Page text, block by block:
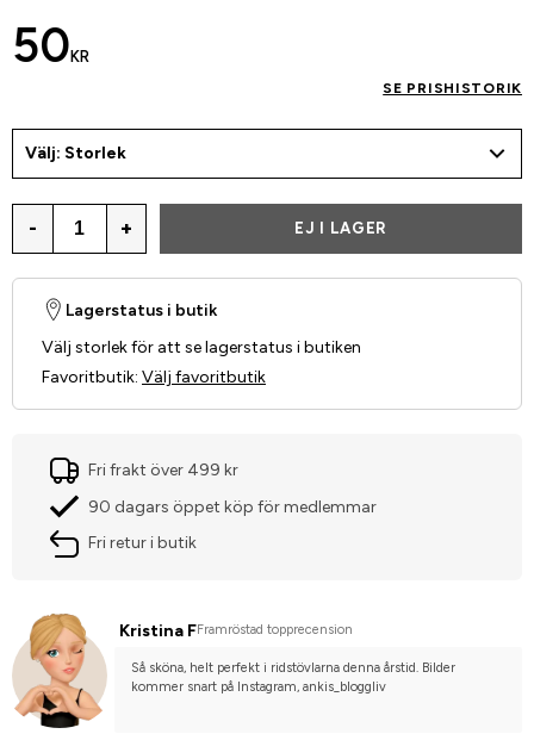
50 KR
SE PRISHISTORIK
Välj: Storlek
- + EJ I LAGER
Lagerstatus i butik
Välj storlek för att se lagerstatus i butiken
Favoritbutik: Välj favoritbutik
Fri frakt över 499 kr
90 dagars öppet köp för medlemmar
Fri retur i butik
Kristina FFramröstad topprecension
Så sköna, helt perfekt i ridstövlarna denna årstid. Bilder
kommer snart på Instagram, ankis_bloggliv